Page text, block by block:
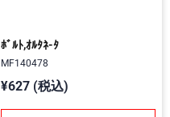
ﾎﾞﾙﾄ,ｵﾙﾀﾈ-ﾀ
MF140478
¥627 (税込)